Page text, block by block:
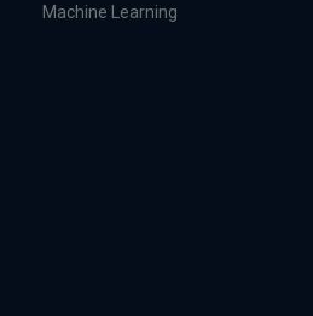
Machine Learning